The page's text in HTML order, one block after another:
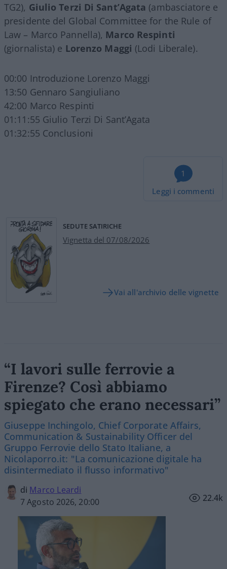
TG2), Giulio Terzi Di Sant’Agata (ambasciatore e
presidente del Global Committee for the Rule of
Law – Marco Pannella), Marco Respinti
(giornalista) e Lorenzo Maggi (Lodi Liberale).
00:00 Introduzione Lorenzo Maggi
13:50 Gennaro Sangiuliano
42:00 Marco Respinti
01:11:55 Giulio Terzi Di Sant’Agata
01:32:55 Conclusioni
1
Leggi i commenti
SEDUTE SATIRICHE
Vignetta del 07/08/2026
Vai all'archivio delle vignette
“I lavori sulle ferrovie a
Firenze? Così abbiamo
spiegato che erano necessari”
Giuseppe Inchingolo, Chief Corporate Affairs,
Communication & Sustainability Officer del
Gruppo Ferrovie dello Stato Italiane, a
Nicolaporro.it: "La comunicazione digitale ha
disintermediato il flusso informativo"
di Marco Leardi
7 Agosto 2026, 20:00
22.4k